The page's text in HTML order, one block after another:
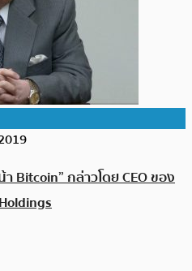
Bitcoin” กล่าวโดย CEO ของ